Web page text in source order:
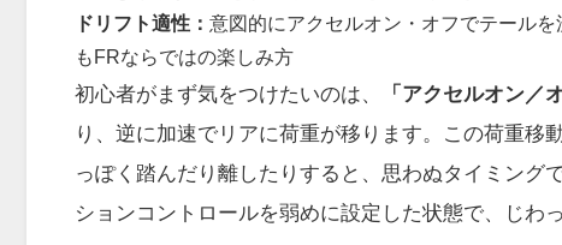
ドリフト適性： 意図的にアクセルオン・オフでテール
もFRならではの楽しみ方
初心者がまず気をつけたいのは、 「アクセルオン／
り、逆に加速でリアに荷重が移ります。この荷重移
っぽく踏んだり離したりすると、思わぬタイミング
ションコントロールを弱めに設定した状態で、じわ